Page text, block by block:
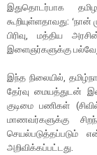
இதுதொடர்பாக
கூறியுள்ளதாவது:
பிரிவு, மத்திய
இளைஞர்களுக்கு
இந்த நிலையில்,
தேர்வு மையத்துடன்
குடிமை பணிகள்
மாணவர்களுக்கு
செயல்படுத்தப்படும்
அறிவிக்கப்பட்டது.